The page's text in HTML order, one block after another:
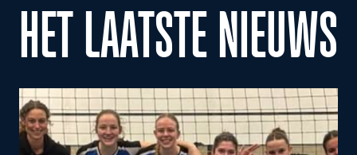
HET LAATSTE NIEUWS